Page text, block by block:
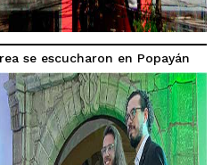
se escucharon en Popayán